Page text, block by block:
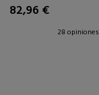
82,96 €
28 opiniones